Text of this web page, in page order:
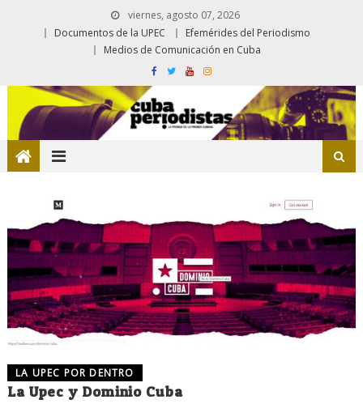
viernes, agosto 07, 2026
Documentos de la UPEC
Efemérides del Periodismo
Medios de Comunicación en Cuba
LA UPEC POR DENTRO
La Upec y Dominio Cuba